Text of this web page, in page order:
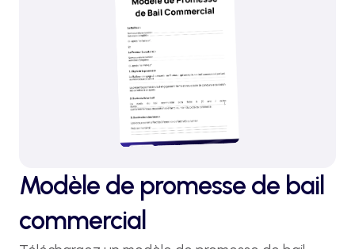
Modèle de promesse de bail
commercial